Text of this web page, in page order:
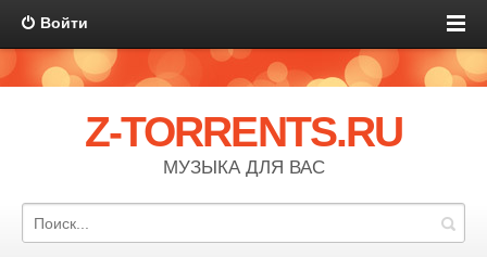
Войти
Z-TORRENTS.RU
МУЗЫКА ДЛЯ ВАС